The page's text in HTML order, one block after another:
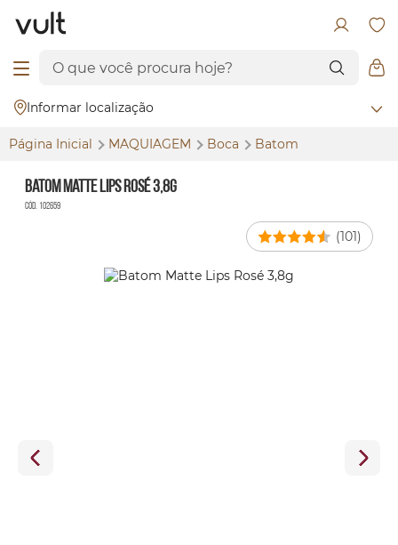
Informar localização
Página Inicial MAQUIAGEM Boca Batom
Batom Matte Lips Rosé 3,8g
Cód. 102659
(101)